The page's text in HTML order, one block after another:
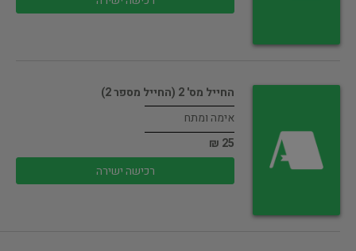
החייל מס' 2 (החייל מספר 2)
אימה ומתח
25 ₪
רכישה ישירה